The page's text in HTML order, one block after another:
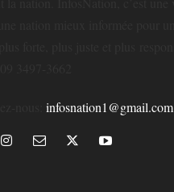
infosnation1@gmail.com